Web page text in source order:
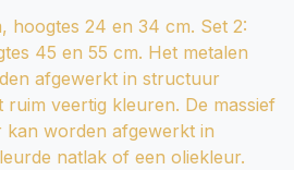
hoogtes 24 en 34 cm. Set 2:
45 en 55 cm. Het metalen
afgewerkt in structuur
veertig kleuren. De massief
kan worden afgewerkt in
natlak of een oliekleur.